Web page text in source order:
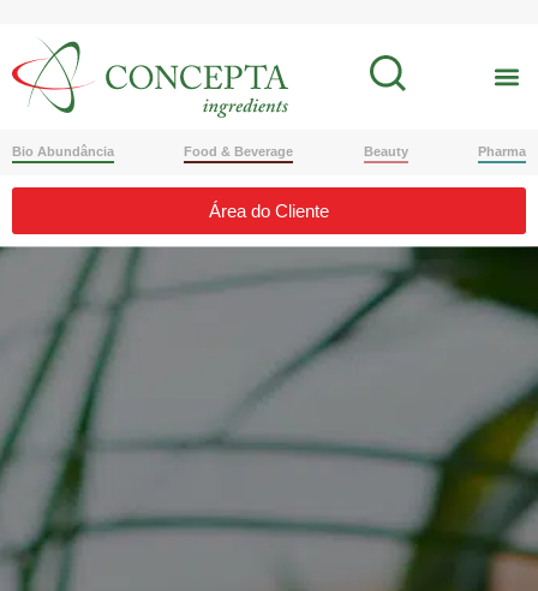
Bio Abundância Food & Beverage Beauty Pharma
Área do Cliente